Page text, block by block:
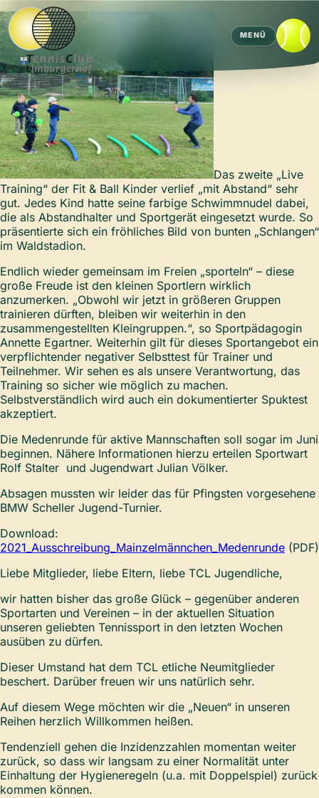
MENÜ
Das zweite „Live
Training“ der Fit & Ball Kinder verlief „mit Abstand“ sehr
gut. Jedes Kind hatte seine farbige Schwimmnudel dabei,
die als Abstandhalter und Sportgerät eingesetzt wurde. So
präsentierte sich ein fröhliches Bild von bunten „Schlangen“
im Waldstadion.
Endlich wieder gemeinsam im Freien „sporteln“ – diese
große Freude ist den kleinen Sportlern wirklich
anzumerken. „Obwohl wir jetzt in größeren Gruppen
trainieren dürften, bleiben wir weiterhin in den
zusammengestellten Kleingruppen.“, so Sportpädagogin
Annette Egartner. Weiterhin gilt für dieses Sportangebot ein
verpflichtender negativer Selbsttest für Trainer und
Teilnehmer. Wir sehen es als unsere Verantwortung, das
Training so sicher wie möglich zu machen.
Selbstverständlich wird auch ein dokumentierter Spuktest
akzeptiert.
Die Medenrunde für aktive Mannschaften soll sogar im Juni
beginnen. Nähere Informationen hierzu erteilen Sportwart
Rolf Stalter und Jugendwart Julian Völker.
Absagen mussten wir leider das für Pfingsten vorgesehene
BMW Scheller Jugend-Turnier.
Download:
2021_Ausschreibung_Mainzelmännchen_Medenrunde (PDF)
Liebe Mitglieder, liebe Eltern, liebe TCL Jugendliche,
wir hatten bisher das große Glück – gegenüber anderen
Sportarten und Vereinen – in der aktuellen Situation
unseren geliebten Tennissport in den letzten Wochen
ausüben zu dürfen.
Dieser Umstand hat dem TCL etliche Neumitglieder
beschert. Darüber freuen wir uns natürlich sehr.
Auf diesem Wege möchten wir die „Neuen“ in unseren
Reihen herzlich Willkommen heißen.
Tendenziell gehen die Inzidenzzahlen momentan weiter
zurück, so dass wir langsam zu einer Normalität unter
Einhaltung der Hygieneregeln (u.a. mit Doppelspiel) zurück
kommen können.